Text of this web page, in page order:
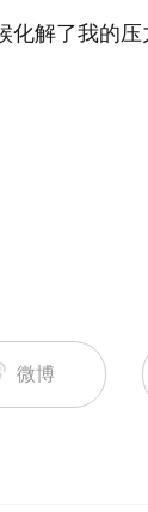
解了我的
微博